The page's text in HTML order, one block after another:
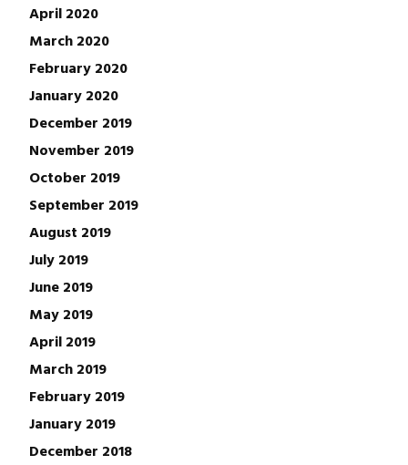
April 2020
March 2020
February 2020
January 2020
December 2019
November 2019
October 2019
September 2019
August 2019
July 2019
June 2019
May 2019
April 2019
March 2019
February 2019
January 2019
December 2018